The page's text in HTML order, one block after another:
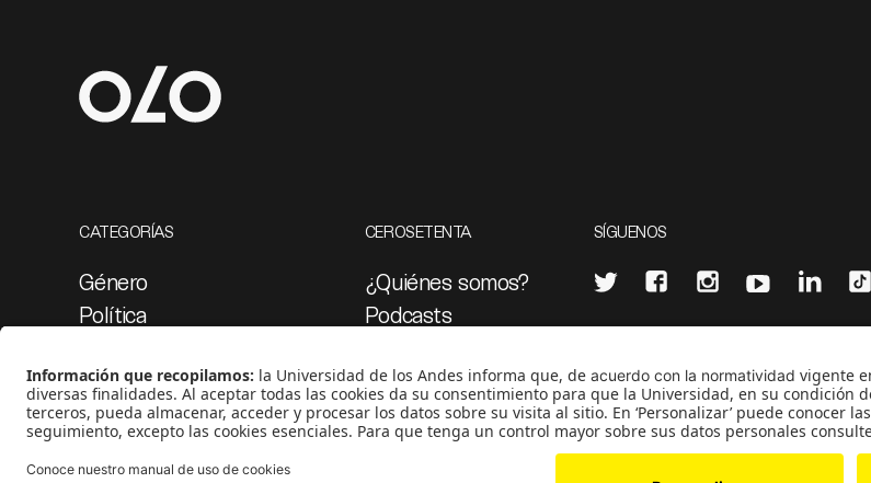
CATEGORÍAS
Género
Política
Medio ambiente
Medios y periodismo
Ciudad
CEROSETENTA
¿Quiénes somos?
Podcasts
Proyectos 070
SÍGUENOS
CONTÁCTANOS
cerosetenta@uniandes.edu.co
BOGOTÁ, COLOMBIA